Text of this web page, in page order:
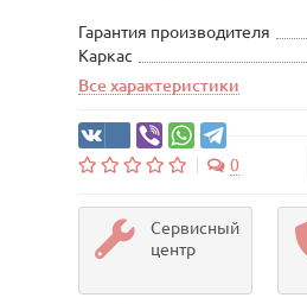
Гарантия производителя
Каркас
Все характеристики
0
Сервисный
центр